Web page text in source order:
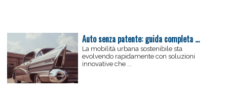
Auto senza patente: guida completa alle microcar e quadricicli leggeri in Italia
La mobilità urbana sostenibile sta
evolvendo rapidamente con soluzioni
innovative che ...